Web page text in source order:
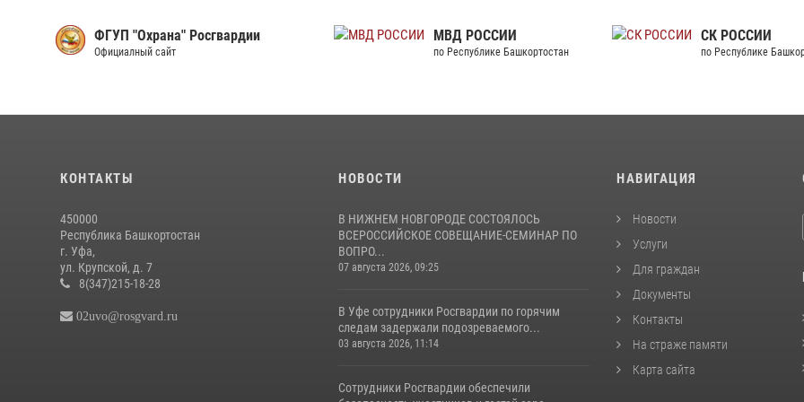
ФГУП "Охрана" Росгвардии
по Республике Башкортостан
КОНТАКТЫ
450000
Республика Башкортостан
г. Уфа,
ул. Крупской, д. 7
8(347)215-18-28
02uvo@rosgvard.ru
НОВОСТИ
В НИЖНЕМ НОВГОРОДЕ СОСТОЯЛОСЬ
ВСЕРОССИЙСКОЕ СОВЕЩАНИЕ-СЕМИНАР ПО
ВОПРО...
07 августа 2026, 09:25
В Уфе сотрудники Росгвардии по горячим
следам задержали подозреваемого...
03 августа 2026, 11:14
Сотрудники Росгвардии обеспечили
НАВИГАЦИЯ
Новости
Услуги
Для граждан
Документы
Контакты
На страже памяти
Карта сайта